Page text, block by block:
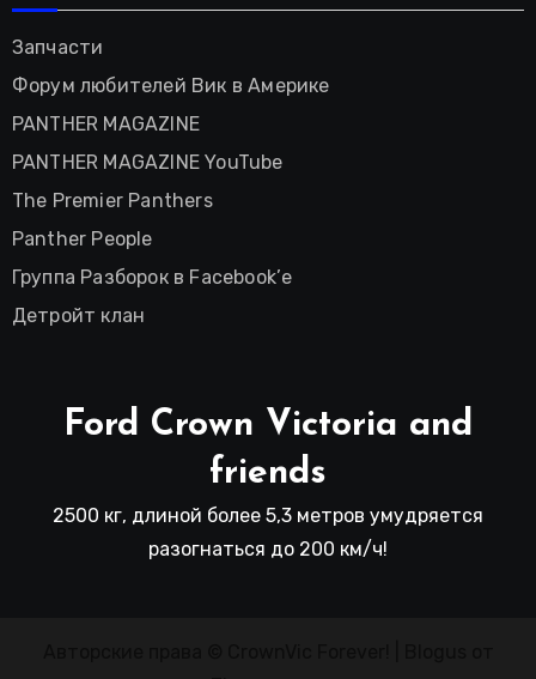
Запчасти
Форум любителей Вик в Америке
PANTHER MAGAZINE
PANTHER MAGAZINE YouTube
The Premier Panthers
Panther People
Группа Разборок в Facebook’е
Детройт клан
Ford Crown Victoria and
friends
2500 кг, длиной более 5,3 метров умудряется
разогнаться до 200 км/ч!